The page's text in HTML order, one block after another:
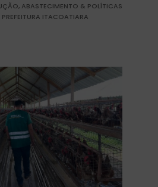
ABASTECIMENTO & POLÍTICAS
ITACOATIARA